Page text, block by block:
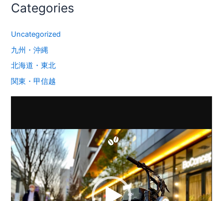
Categories
Uncategorized
九州・沖縄
北海道・東北
関東・甲信越
プ
レ
ー
ヤ
ー